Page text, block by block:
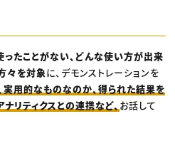
たことがない、どんな使い方が出来
々を対象に、デモンストレーションを
用的なものなのか、得られた結果を
リティクスとの連携など、 お話して